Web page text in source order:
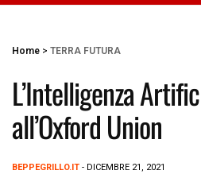
Home > TERRA FUTURA
L’Intelligenza
all’Oxford Union
BEPPEGRILLO.IT - DICEMBRE 21, 2021